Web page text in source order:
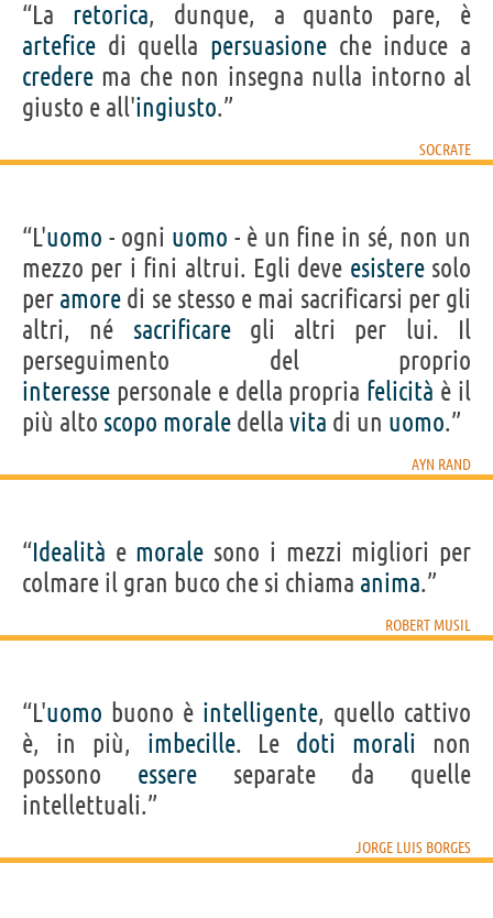
“La retorica, dunque, a quanto pare, è
artefice di quella persuasione che induce a
credere ma che non insegna nulla intorno al
giusto e all'ingiusto.”
SOCRATE
“L'uomo - ogni uomo - è un fine in sé, non un
mezzo per i fini altrui. Egli deve esisteresolo
per amore di se stesso e mai sacrificarsi per gli
altri, né sacrificaregli altri per lui. Il
perseguimento del proprio
interesse personale e della propria felicità è il
più alto scopo morale della vita di un uomo.”
AYN RAND
“Idealità e morale sono i mezzi migliori per
colmare il gran buco che si chiama anima.”
ROBERT MUSIL
“L'uomo buono è intelligente, quello cattivo
è, in più, imbecille. Le doti morali non
possono essereseparate da quelle
intellettuali.”
JORGE LUIS BORGES